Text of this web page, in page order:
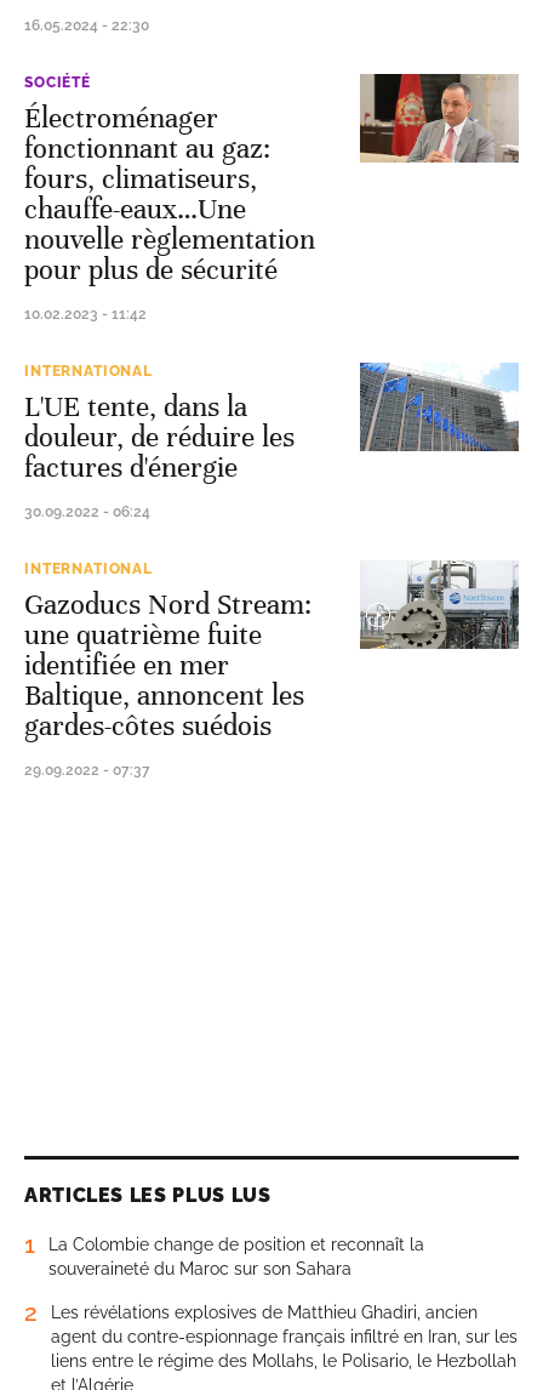
16.05.2024 - 22:30
SOCIÉTÉ
Électroménager
fonctionnant au gaz:
fours, climatiseurs,
chauffe-eaux…Une
nouvelle règlementation
pour plus de sécurité
10.02.2023 - 11:42
INTERNATIONAL
L'UE tente, dans la
douleur, de réduire les
factures d'énergie
30.09.2022 - 06:24
INTERNATIONAL
Gazoducs Nord Stream:
une quatrième fuite
identifiée en mer
Baltique, annoncent les
gardes-côtes suédois
29.09.2022 - 07:37
ARTICLES LES PLUS LUS
1
La Colombie change de position et reconnaît la
souveraineté du Maroc sur son Sahara
2
Les révélations explosives de Matthieu Ghadiri, ancien
agent du contre-espionnage français infiltré en Iran, sur les
liens entre le régime des Mollahs, le Polisario, le Hezbollah
et l’Algérie